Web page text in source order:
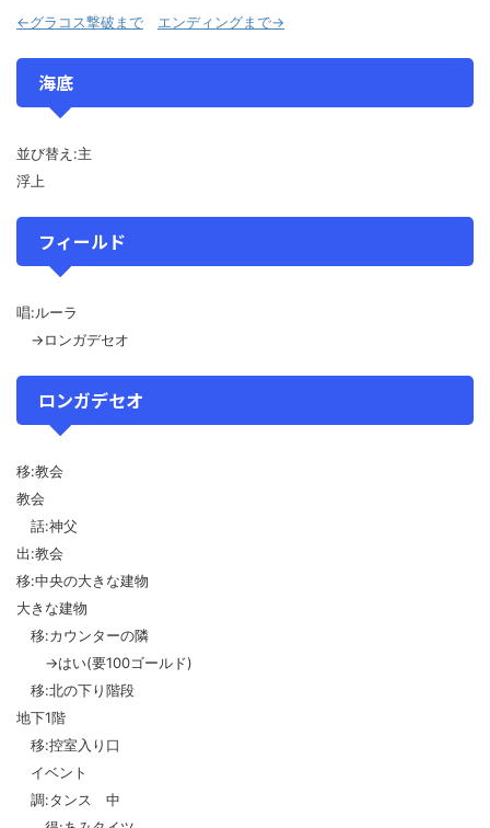
←グラコス撃破まで エンディングまで→
海底
並び替え:主
浮上
フィールド
唱:ルーラ
→ロンガデセオ
ロンガデセオ
移:教会
教会
話:神父
出:教会
移:中央の大きな建物
大きな建物
移:カウンターの隣
→はい(要100ゴールド)
移:北の下り階段
地下1階
移:控室入り口
イベント
調:タンス 中